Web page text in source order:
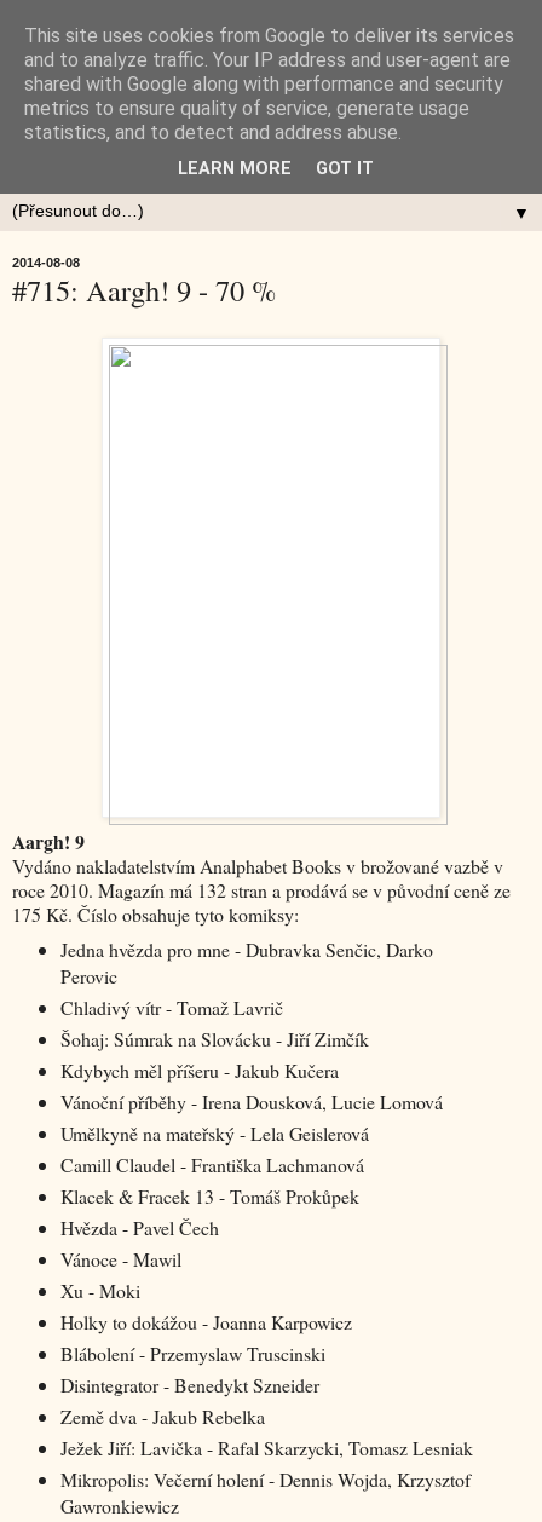
▼
2014-08-08
#715: Aargh! 9 - 70 %
Aargh! 9
Vydáno nakladatelstvím Analphabet Books v brožované vazbě v
roce 2010. Magazín má 132 stran a prodává se v původní ceně ze
175 Kč. Číslo obsahuje tyto komiksy:
Jedna hvězda pro mne - Dubravka Senčic, Darko
Perovic
Chladivý vítr - Tomaž Lavrič
Šohaj: Súmrak na Slovácku - Jiří Zimčík
Kdybych měl příšeru - Jakub Kučera
Vánoční příběhy - Irena Dousková, Lucie Lomová
Umělkyně na mateřský - Lela Geislerová
Camill Claudel - Františka Lachmanová
Klacek & Fracek 13 - Tomáš Prokůpek
Hvězda - Pavel Čech
Vánoce - Mawil
Xu - Moki
Holky to dokážou - Joanna Karpowicz
Blábolení - Przemyslaw Truscinski
Disintegrator - Benedykt Szneider
Země dva - Jakub Rebelka
Ježek Jiří: Lavička - Rafal Skarzycki, Tomasz Lesniak
Mikropolis: Večerní holení - Dennis Wojda, Krzysztof
Gawronkiewicz
This site uses cookies from Google to deliver its services
and to analyze traffic. Your IP address and user-agent are
shared with Google along with performance and security
metrics to ensure quality of service, generate usage
statistics, and to detect and address abuse.
LEARN MORE GOT IT